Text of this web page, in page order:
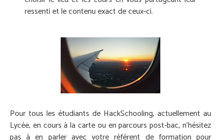
ressenti et le contenu exact de ceux-ci.
Pour tous les étudiants de HackSchooling, actuellement au
Lycée, en cours à la carte ou en parcours post-bac, n’hésitez
pas à en parler avec votre référent de formation pour